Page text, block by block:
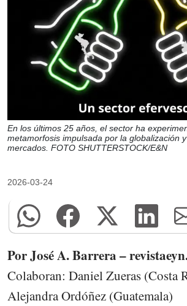
En los últimos 25 años, el sector ha
metamorfosis impulsada por la globalización
mercados. FOTO SHUTTERSTOCK/E&N
2026-03-24
Por José A. Barrera –
Colaboran: Daniel Zueras (Costa
Alejandra Ordóñez (Guatemala)